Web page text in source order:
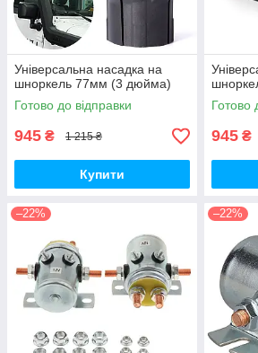
Універсальна насадка на
шноркель 77мм (3 дюйма)
Готово до відправки
945 ₴ 1 215 ₴
Купити
Готово
945 ₴
–22% –22%